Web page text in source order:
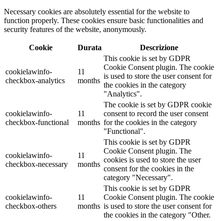
Necessary cookies are absolutely essential for the website to
function properly. These cookies ensure basic functionalities and
security features of the website, anonymously.
Cookie Durata Descrizione
cookielawinfo-
checkbox-analytics
11
months
This cookie is set by GDPR
Cookie Consent plugin. The cookie
is used to store the user consent for
the cookies in the category
"Analytics".
cookielawinfo-
checkbox-functional
11
months
The cookie is set by GDPR cookie
consent to record the user consent
for the cookies in the category
"Functional".
cookielawinfo-
checkbox-necessary
11
months
This cookie is set by GDPR
Cookie Consent plugin. The
cookies is used to store the user
consent for the cookies in the
category "Necessary".
cookielawinfo-
checkbox-others
11
months
This cookie is set by GDPR
Cookie Consent plugin. The cookie
is used to store the user consent for
the cookies in the category "Other.